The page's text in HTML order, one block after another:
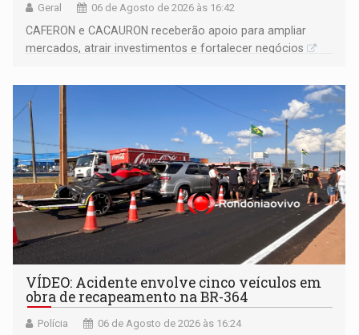
Geral 06 de Agosto de 2026 às 16:42
CAFERON e CACAURON receberão apoio para ampliar
mercados, atrair investimentos e fortalecer negócios
VÍDEO: Acidente envolve cinco veículos em
obra de recapeamento na BR-364
Polícia 06 de Agosto de 2026 às 16:24